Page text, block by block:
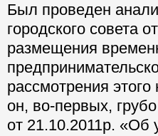
Был проведен
городского совета
размещения
рассмотрения
он, во-первых,
от 21.10.2011р.